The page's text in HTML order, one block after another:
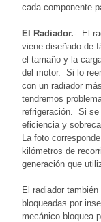
cada componente
El Radiador.- El
viene diseñado de
el tamaño y la
del motor. Si lo
con un radiador
tendremos
refrigeración. Si se
eficiencia y
La foto
kilómetros de
generación que
El radiador
bloqueadas por
mecánico bloquea